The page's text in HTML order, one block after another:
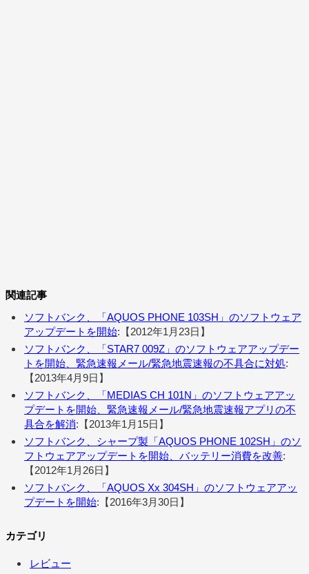
関連記事
ソフトバンク、「AQUOS PHONE 103SH」のソフトウェア
アップデートを開始:【2012年1月23日】
ソフトバンク、「STAR7 009Z」のソフトウェアアップデー
トを開始、緊急速報メール/緊急地震速報の不具合に対処:
【2013年4月9日】
ソフトバンク、「MEDIAS CH 101N」のソフトウェアアッ
プデートを開始、緊急速報メール/緊急地震速報アプリの不
具合を解消:【2013年1月15日】
ソフトバンク、シャープ製「AQUOS PHONE 102SH」のソ
フトウェアアップデートを開始、バッテリー消費を改善:
【2012年1月26日】
ソフトバンク、「AQUOS Xx 304SH」のソフトウェアアッ
プデートを開始:【2016年3月30日】
カテゴリ
レビュー